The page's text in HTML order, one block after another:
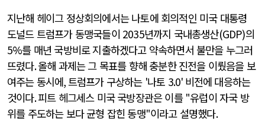
지난해 헤이그 정상회의에서는 나토에 회의적인 미국 대통령
도널드 트럼프가 동맹국들이 2035년까지 국내총생산(GDP)의
5%를 매년 국방비로 지출하겠다고 약속하면서 불만을 누그러
뜨렸다.올해 과제는 그 목표를 향해 충분한 진전을 이뤘음을 보
여주는 동시에,트럼프가 구상하는 '나토 3.0' 비전에 대응하는
것이다.피트 헤그세스 미국 국방장관은 이를 "유럽이 자국 방
위를 주도하는 보다 균형 잡힌 동맹"이라고 설명했다.